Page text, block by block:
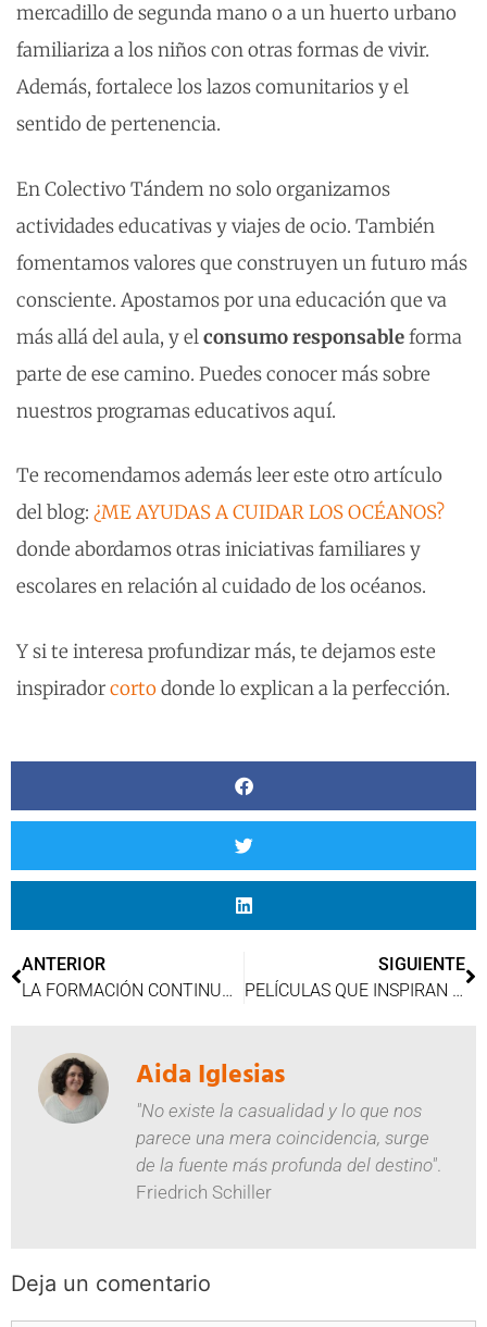
mercadillo de segunda mano o a un huerto urbano
familiariza a los niños con otras formas de vivir.
Además, fortalece los lazos comunitarios y el
sentido de pertenencia.
En Colectivo Tándem no solo organizamos
actividades educativas y viajes de ocio. También
fomentamos valores que construyen un futuro más
consciente. Apostamos por una educación que va
más allá del aula, y elconsumo responsableforma
parte de ese camino. Puedes conocer más sobre
nuestros programas educativos aquí.
Te recomendamos además leer este otro artículo
del blog: ¿ME AYUDAS A CUIDAR LOS OCÉANOS?
donde abordamos otras iniciativas familiares y
escolares en relación al cuidado de los océanos.
Y si te interesa profundizar más, te dejamos este
inspiradorcortodonde lo explican a la perfección.
ANTERIOR
LA FORMACIÓN CONTINUA EN LA EDUCACIÓN
SIGUIENTE
PELÍCULAS QUE INSPIRAN SOLIDARIDAD
Aida Iglesias
"No existe la casualidad y lo que nos
parece una mera coincidencia, surge
de la fuente más profunda del destino".
Friedrich Schiller
Deja un comentario